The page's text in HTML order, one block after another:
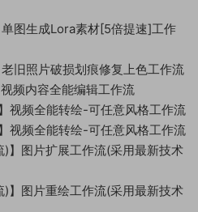
单图生成Lora素材[5倍提速]工作
老旧照片破损划痕修复上色工作流
频内容全能编辑工作流
视频全能转绘-可任意风格工作流
视频全能转绘-可任意风格工作流
)】图片扩展工作流(采用最新技术
)】图片重绘工作流(采用最新技术